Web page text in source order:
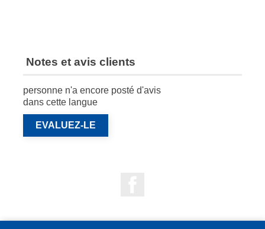
Notes et avis clients
personne n'a encore posté d'avis
dans cette langue
EVALUEZ-LE